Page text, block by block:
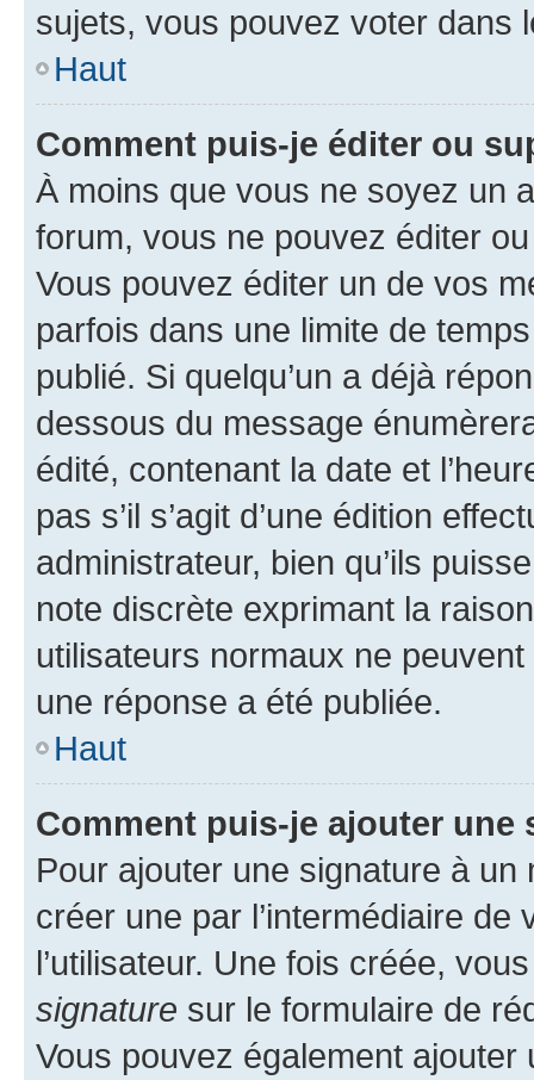
sujets, vous pouvez voter dans
Haut
Comment puis-je éditer ou
À moins que vous ne soyez un
forum, vous ne pouvez éditer
Vous pouvez éditer un de vos
parfois dans une limite de
publié. Si quelqu’un a déjà
dessous du message
édité, contenant la date et
pas s’il s’agit d’une édition
administrateur, bien qu’ils
note discrète exprimant la
utilisateurs normaux ne
une réponse a été publiée.
Haut
Comment puis-je ajouter une
Pour ajouter une signature à un
créer une par l’intermédiaire
l’utilisateur. Une fois créée,
signature sur le formulaire de
Vous pouvez également